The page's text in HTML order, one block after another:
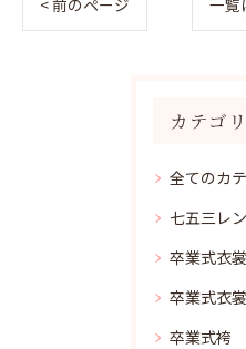
< 前のページ 一覧
カテゴ
全てのカ
七五三レ
卒業式衣
卒業式衣裳
卒業式袴